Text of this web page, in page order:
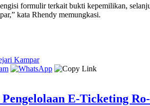
formulir terkait bukti kepemilikan,
kata Rhendy memungkasi.
Kampar
E-Ticketing